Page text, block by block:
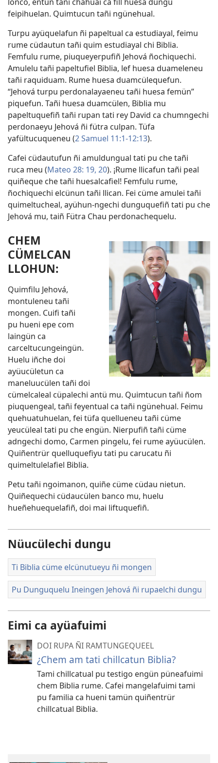
feipihuelan. Quimtucun tañi ngünehual.
Turpu ayüquelafun ñi papeltual ca estudiayal, feimu
rume cüdautun tañi quim estudiayal chi Biblia.
Femfulu rume, piuqueyerpufiñ Jehová ñochiquechi.
Amulelu tañi papeltufiel Biblia, lef huesa duameleneu
tañi raquiduam. Rume huesa duamcülequefun.
“Jehová turpu perdonalayaeneu tañi huesa femün”
piquefun. Tañi huesa duamcülen, Biblia mu
papeltuquefiñ tañi rupan tati rey David ca chumngechi
perdonaeyu Jehová ñi fütra culpan. Tüfa
yafültucuqueneu (2 Samuel 11:⁠1-12:⁠13).
Cafei cüdautufun ñi amuldungual tati pu che tañi
ruca meu (Mateo 28: 19, 20). ¡Rume llicafun tañi peal
quiñeque che tañi huesalcafiel! Femfulu rume,
ñochiquechi elcünun tañi llican. Fei cüme amulei tañi
quimeltucheal, ayühun-ngechi dunguquefiñ tati pu che
Jehová mu, taiñ Fütra Chau perdonachequelu.
CHEM
CÜMELCAN
LLOHUN:
Quimfilu Jehová,
montuleneu tañi
mongen. Cuifi tañi
pu hueni epe com
laingün ca
carceltucungeingün.
Huelu iñche doi
ayüucületun ca
maneluucülen tañi doi
cümelcaleal cüpalechi antü mu. Quimtucun tañi ñom
piuquengeal, tañi feyentual ca tañi ngünehual. Feimu
quehuatuhuelan, fei tüfa quellueneu tañi cüme
yeucüleal tati pu che engün. Nierpufiñ tañi cüme
adngechi domo, Carmen pingelu, fei rume ayüucülen.
Quiñentrür quelluquefiyu tati pu carucatu ñi
quimeltulelafiel Biblia.
Petu tañi ngoimanon, quiñe cüme cüdau nietun.
Quiñequechi cüdaucülen banco mu, huelu
hueñehuequelafiñ, doi mai liftuquefiñ.
Nüucülechi dungu
Ti Biblia cüme elcünutueyu ñi mongen
Pu Dunguquelu Ineingen Jehová ñi rupaelchi dungu
Eimi ca ayüafuimi
DOI RUPA ÑI RAMTUNGEQUEEL
¿Chem am tati chillcatun Biblia?
Tami chillcatual pu testigo engün püneafuimi
chem Biblia rume. Cafei mangelafuimi tami
pu familia ca hueni tamün quiñentrür
chillcatual Biblia.